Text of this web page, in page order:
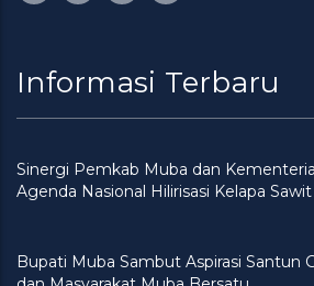
Informasi Terbaru
Sinergi Pemkab Muba dan
Agenda Nasional Hilirisasi Kelapa Sawit
Bupati Muba Sambut Aspirasi Santun